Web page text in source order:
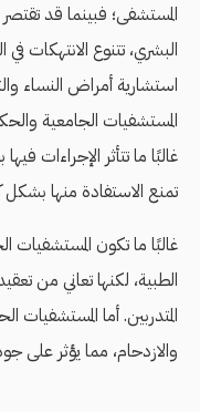
المستشفى؛ فبينما قد
البشري، تتنوع الانتهكات
استشارية أمراض النساء
المستشفيات الجامعية
غالبًا ما تتأثر الإجراءات
تمنع الاستفادة منها بشكل
غالبًا ما تكون المستشفيات
الطبية، لكنها تعاني من
المتدربين. أما المستشفيات
والازدحام، مما يؤثر على